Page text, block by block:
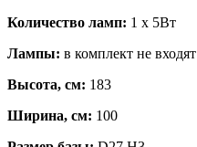
Количество ламп: 1 x 5Вт
Лампы: в комплект не входят
Высота, см: 183
Ширина, см: 100